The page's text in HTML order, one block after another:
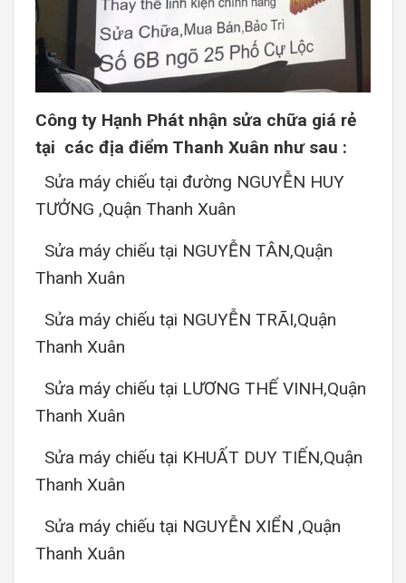
Công ty Hạnh Phát nhận sửa chữa giá rẻ
tại các địa điểm Thanh Xuân như sau :
Sửa máy chiếu tại đường NGUYỄN HUY
TƯỞNG ,Quận Thanh Xuân
Sửa máy chiếu tại NGUYỄN TÂN,Quận
Thanh Xuân
Sửa máy chiếu tại NGUYỄN TRÃI,Quận
Thanh Xuân
Sửa máy chiếu tại LƯƠNG THẾ VINH,Quận
Thanh Xuân
Sửa máy chiếu tại KHUẤT DUY TIẾN,Quận
Thanh Xuân
Sửa máy chiếu tại NGUYỄN XIỂN ,Quận
Thanh Xuân